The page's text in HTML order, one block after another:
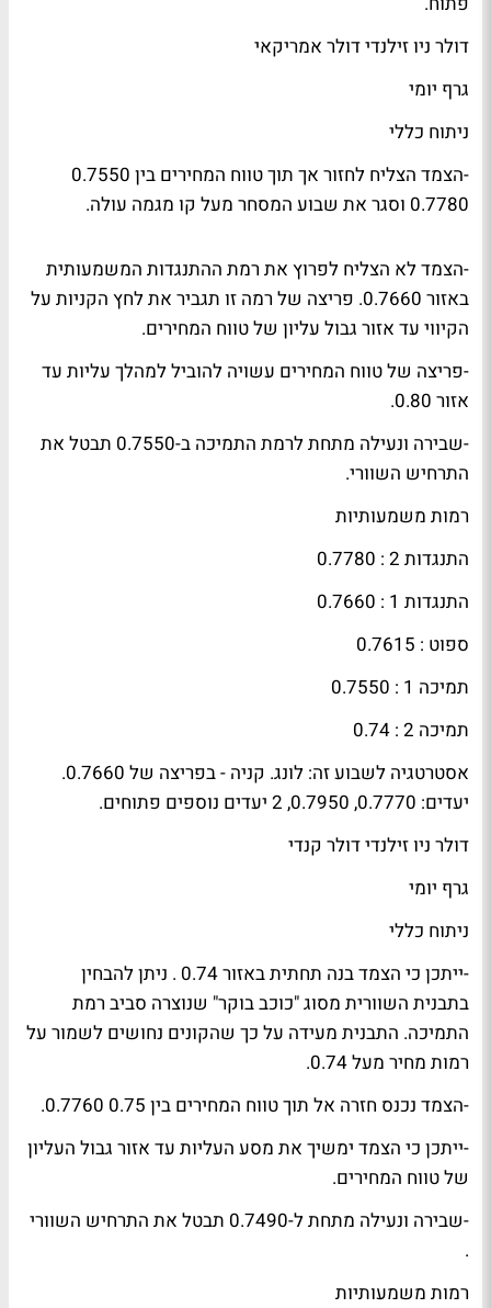
דולר ניו זילנדי דולר אמריקאי
גרף יומי
ניתוח כללי
-הצמד הצליח לחזור אך תוך טווח המחירים בין 0.7550
0.7780 וסגר את שבוע המסחר מעל קו מגמה עולה.
-הצמד לא הצליח לפרוץ את רמת ההתנגדות המשמעותית
באזור 0.7660. פריצה של רמה זו תגביר את לחץ הקניות על
הקיווי עד אזור גבול עליון של טווח המחירים.
-פריצה של טווח המחירים עשויה להוביל למהלך עליות עד
אזור 0.80.
-שבירה ונעילה מתחת לרמת התמיכה ב-0.7550 תבטל את
התרחיש השוורי.
רמות משמעותיות
התנגדות 2 : 0.7780
התנגדות 1 : 0.7660
ספוט : 0.7615
תמיכה 1 : 0.7550
תמיכה 2 : 0.74
אסטרטגיה לשבוע זה: לונג. קניה - בפריצה של 0.7660.
יעדים: 0.7770, 0.7950, 2 יעדים נוספים פתוחים.
דולר ניו זילנדי דולר קנדי
גרף יומי
ניתוח כללי
-ייתכן כי הצמד בנה תחתית באזור 0.74 . ניתן להבחין
בתבנית השוורית מסוג "כוכב בוקר" שנוצרה סביב רמת
התמיכה. התבנית מעידה על כך שהקונים נחושים לשמור על
רמות מחיר מעל 0.74.
-הצמד נכנס חזרה אל תוך טווח המחירים בין 0.75 0.7760.
-ייתכן כי הצמד ימשיך את מסע העליות עד אזור גבול העליון
של טווח המחירים.
-שבירה ונעילה מתחת ל-0.7490 תבטל את התרחיש השוורי
.
רמות משמעותיות